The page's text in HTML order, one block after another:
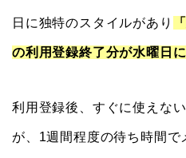
日に独特のスタイルがあり
の利用登録終了分が水曜日
利用登録後、すぐに使えな
が、1週間程度の待ち時間で